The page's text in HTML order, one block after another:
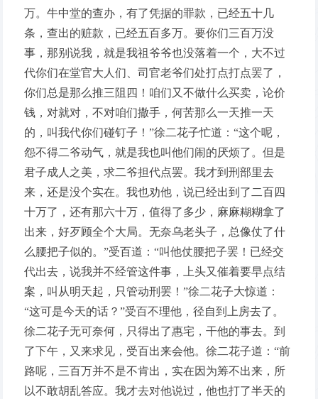
万。牛中堂的查办，有了凭据的罪款，已经五十几
条，查出的赃款，已经五百多万。要你们三百万没
事，那别说我，就是我祖爷爷也没落着一个，大不过
代你们在堂官大人们、司官老爷们处打点打点罢了，
你们总是那么推三阻四！咱们又不做什么买卖，论价
钱，对就对，不对咱们撒手，何苦那么一天推一天
的，叫我代你们碰钉子！”徐二花子忙道：“这个呢，
怨不得二爷动气，就是我也叫他们闹的厌烦了。但是
君子成人之美，求二爷担代点罢。我才到刑部里去
来，还是没个实在。我也劝他，说已经出到了二百四
十万了，还有那六十万，值得了多少，麻麻糊糊拿了
出来，好歹顾全个大局。无奈乌老头子，总像仗了什
么腰把子似的。”受百道：“叫他仗腰把子罢！已经交
代出去，说我并不经管这件事，上头又催着要早点结
案，叫从明天起，只管动刑罢！”徐二花子大惊道：
“这可是今天的话？”受百不理他，径自到上房去了。
徐二花子无可奈何，只得出了惠宅，干他的事去。到
了下午，又来求见，受百出来会他。徐二花子道：“前
路呢，三百万并不是不肯出，实在因为筹不出来，所
以不敢胡乱答应。我才去对他说过，他也打了半天的